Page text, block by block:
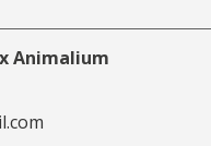
Animalium